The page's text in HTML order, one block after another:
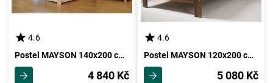
4.6
Postel MAYSON 140x200 cm s roštem, masiv borovice
4 840 Kč
4.6
Postel MAYSON 120x200 cm s roštem, masiv borovice/moření ořech
5 080 Kč